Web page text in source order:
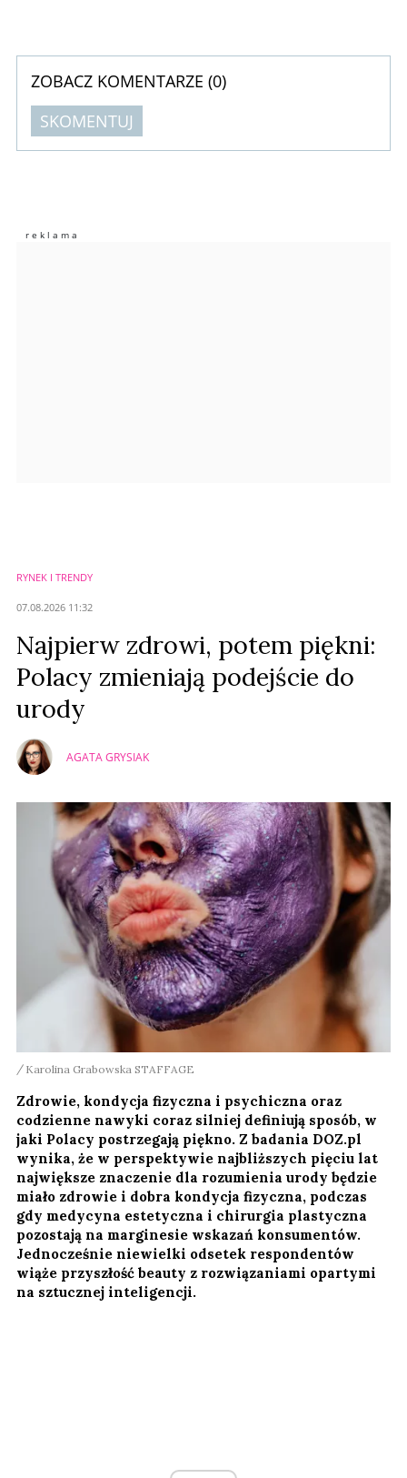
ZOBACZ KOMENTARZE (0)
SKOMENTUJ
Imię (Wymagane)
RYNEK I TRENDY
07.08.2026 11:32
Najpierw zdrowi, potem piękni:
Polacy zmieniają podejście do
urody
AGATA GRYSIAK
Karolina Grabowska STAFFAGE
Zdrowie, kondycja fizyczna i psychiczna oraz
codzienne nawyki coraz silniej definiują sposób, w
jaki Polacy postrzegają piękno. Z badania DOZ.pl
wynika, że w perspektywie najbliższych pięciu lat
największe znaczenie dla rozumienia urody będzie
miało zdrowie i dobra kondycja fizyczna, podczas
gdy medycyna estetyczna i chirurgia plastyczna
pozostają na marginesie wskazań konsumentów.
Jednocześnie niewielki odsetek respondentów
wiąże przyszłość beauty z rozwiązaniami opartymi
na sztucznej inteligencji.